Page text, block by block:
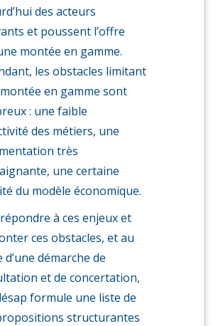
des acteurs
et poussent l’offre
montée en gamme.
les obstacles limitant
en gamme sont
: une faible
des métiers, une
très
une certaine
du modèle économique.
à ces enjeux et
ces obstacles, et au
d’une démarche de
et de concertation,
formule une liste de
structurantes